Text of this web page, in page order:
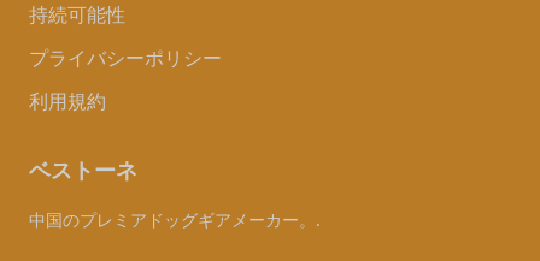
持続可能性
プライバシーポリシー
利用規約
ベストーネ
中国のプレミアドッグギアメーカー。.